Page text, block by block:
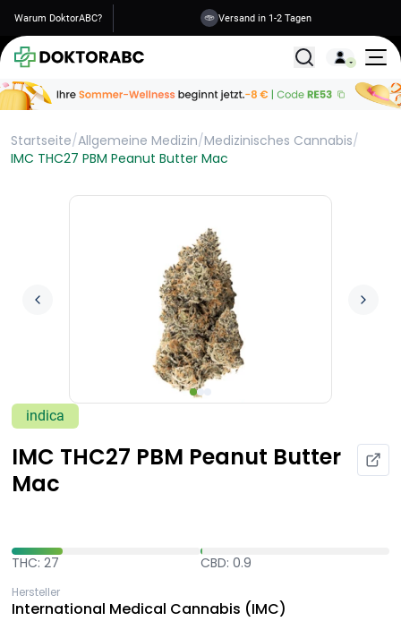
Warum DoktorABC? Versand in 1-2 Tagen
Alle
Startseite/Allgemeine Medizin/Medizinisches Cannabis/
IMC THC27 PBM Peanut Butter Mac
indica
IMC THC27 PBM Peanut Butter
Mac
THC: 27 CBD: 0.9
Hersteller
International Medical Cannabis (IMC)